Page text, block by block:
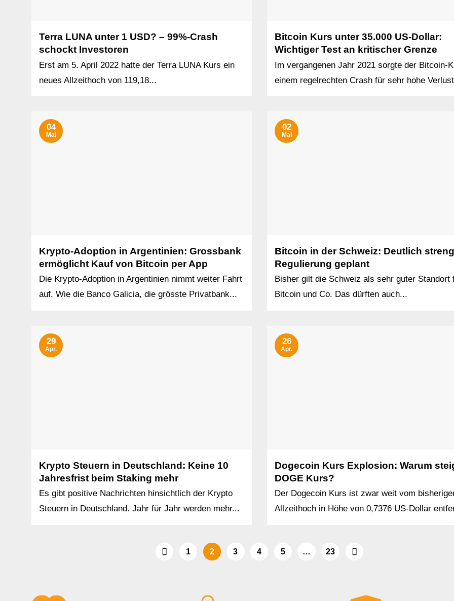
Terra LUNA unter 1 USD? – 99%-Crash
schockt Investoren
Erst am 5. April 2022 hatte der Terra LUNA Kurs ein
neues Allzeithoch von 119,18...
Bitcoin Kurs unter 35.000 US-Dollar:
Wichtiger Test an kritischer Grenze
Im vergangenen Jahr 2021 sorgte der Bitcoin-
einem regelrechten Crash für sehr hohe
Krypto-Adoption in Argentinien: Grossbank
ermöglicht Kauf von Bitcoin per App
Die Krypto-Adoption in Argentinien nimmt weiter Fahrt
auf. Wie die Banco Galicia, die grösste Privatbank...
04
Mai
Bitcoin in der Schweiz: Deutlich
Regulierung geplant
Bisher gilt die Schweiz als sehr guter Standort
Bitcoin und Co. Das dürften auch...
02
Mai
Krypto Steuern in Deutschland: Keine 10
Jahresfrist beim Staking mehr
Es gibt positive Nachrichten hinsichtlich der Krypto
Steuern in Deutschland. Jahr für Jahr werden mehr...
29
Apr.
Dogecoin Kurs Explosion: Warum
DOGE Kurs?
Der Dogecoin Kurs ist zwar weit vom
Allzeithoch in Höhe von 0,7376 US-Dollar
26
Apr.
1 2 3 4 5 … 23